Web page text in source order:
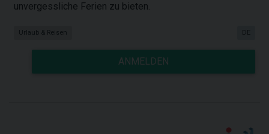
unvergessliche Ferien zu bieten.
Urlaub & Reisen DE
ANMELDEN